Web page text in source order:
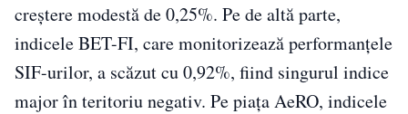
creștere modestă de 0,25%. Pe de altă parte,
indicele BET-FI, care monitorizează performanțele
SIF-urilor, a scăzut cu 0,92%, fiind singurul indice
major în teritoriu negativ. Pe piața AeRO, indicele